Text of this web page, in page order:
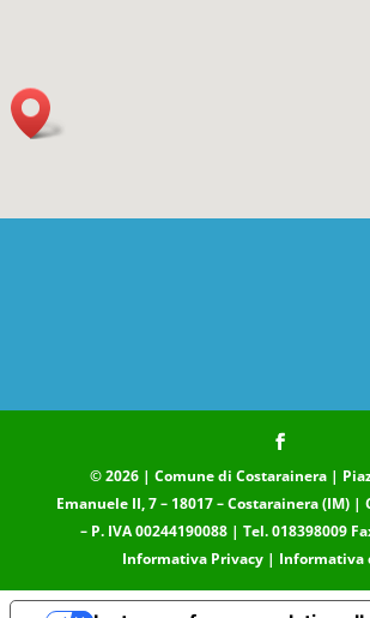
© 2026 | Comune di Costarainera |
Emanuele II, 7 – 18017 – Costarainera (IM) |
– P. IVA 00244190088 | Tel. 018398009
Informativa Privacy | Informativa